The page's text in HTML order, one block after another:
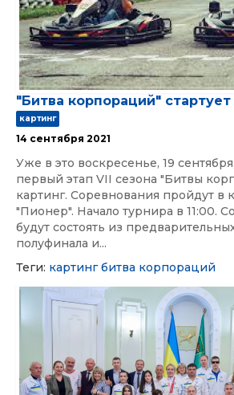
"Битва корпораций" стартует
картинг
14 сентября 2021
Уже в это воскресенье, 19
первый этап VII сезона "Битвы
картинг. Соревнования пройдут в
"Пионер". Начало турнира в 11:00.
будут состоять из
полуфинала и...
Теги: картинг битва корпораций